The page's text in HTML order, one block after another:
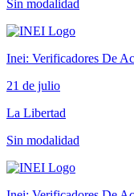
Sin modalidad
Inei: Verificadores De
21 de julio
La Libertad
Sin modalidad